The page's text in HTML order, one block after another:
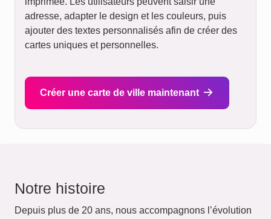
adresse, adapter le design et les couleurs, puis
ajouter des textes personnalisés afin de créer des
cartes uniques et personnelles.
Créer une carte de ville maintenant
Notre histoire
Depuis plus de 20 ans, nous accompagnons l’évolution